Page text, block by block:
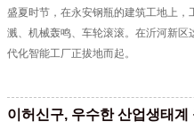
盛夏时节，在永安钢瓶的建筑工地上
溅、机械轰鸣、车轮滚滚。在沂河新
代化智能工厂正拔地而起。
이허신구, 우수한 산업생태계